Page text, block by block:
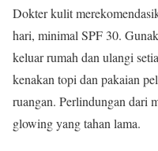
Dokter kulit
hari, minimal SPF 30.
keluar rumah dan ulangi
kenakan topi dan pakaian
ruangan. Perlindungan dari
glowing yang tahan lama.